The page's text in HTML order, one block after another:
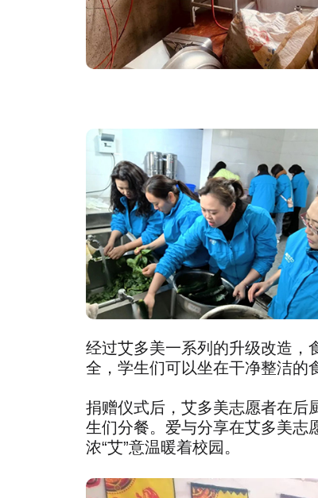
经过艾多美一系列的升级改造，
全，学生们可以坐在干净整洁的
捐赠仪式后，艾多美志愿者在后
生们分餐。爱与分享在艾多美志
浓“艾”意温暖着校园。